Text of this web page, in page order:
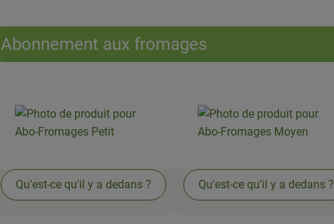
Abonnement aux fromages
Qu'est-ce qu'il y a dedans ? Qu'est-ce qu'il y a dedans ?